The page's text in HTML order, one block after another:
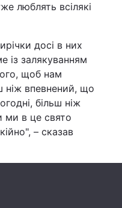
Лайт
люблять всілякі
досі в них
із залякуванням
щоб нам
ніж впевнений, що
більш ніж
ми в це свято
– сказав